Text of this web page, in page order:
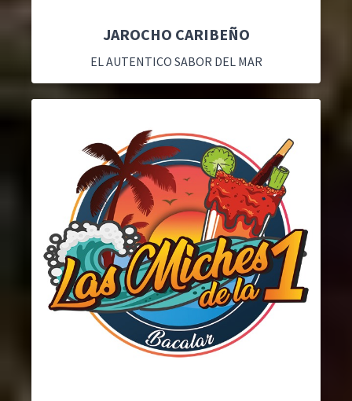
JAROCHO CARIBEÑO
EL AUTENTICO SABOR DEL MAR